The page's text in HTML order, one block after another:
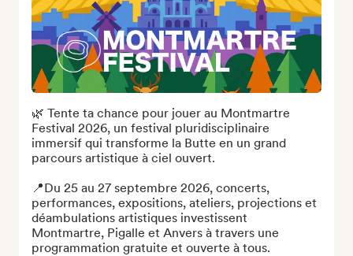
🌿 Tente ta chance pour jouer au Montmartre
Festival 2026, un festival pluridisciplinaire
immersif qui transforme la Butte en un grand
parcours artistique à ciel ouvert.
📍Du 25 au 27 septembre 2026, concerts,
performances, expositions, ateliers, projections et
déambulations artistiques investissent
Montmartre, Pigalle et Anvers à travers une
programmation gratuite et ouverte à tous.